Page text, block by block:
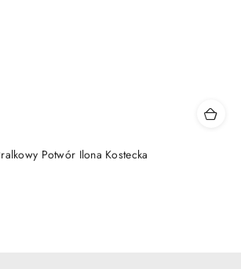
Potwór Ilona Kostecka